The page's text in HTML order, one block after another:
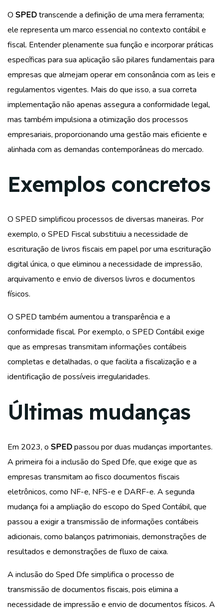
O SPEDtranscende a definição de uma mera ferramenta;
ele representa um marco essencial no contexto contábil e
fiscal. Entender plenamente sua função e incorporar práticas
específicas para sua aplicação são pilares fundamentais para
empresas que almejam operar em consonância com as leis e
regulamentos vigentes. Mais do que isso, a sua correta
implementação não apenas assegura a conformidade legal,
mas também impulsiona a otimização dos processos
empresariais, proporcionando uma gestão mais eficiente e
alinhada com as demandas contemporâneas do mercado.
Exemplos concretos
O SPED simplificou processos de diversas maneiras. Por
exemplo, o SPED Fiscal substituiu a necessidade de
escrituração de livros fiscais em papel por uma escrituração
digital única, o que eliminou a necessidade de impressão,
arquivamento e envio de diversos livros e documentos
físicos.
O SPED também aumentou a transparência e a
conformidade fiscal. Por exemplo, o SPED Contábil exige
que as empresas transmitam informações contábeis
completas e detalhadas, o que facilita a fiscalização e a
identificação de possíveis irregularidades.
Últimas mudanças
Em 2023, o SPEDpassou por duas mudanças importantes.
A primeira foi a inclusão do Sped Dfe, que exige que as
empresas transmitam ao fisco documentos fiscais
eletrônicos, como NF-e, NFS-e e DARF-e. A segunda
mudança foi a ampliação do escopo do Sped Contábil, que
passou a exigir a transmissão de informações contábeis
adicionais, como balanços patrimoniais, demonstrações de
resultados e demonstrações de fluxo de caixa.
A inclusão do Sped Dfe simplifica o processo de
transmissão de documentos fiscais, pois elimina a
necessidade de impressão e envio de documentos físicos. A